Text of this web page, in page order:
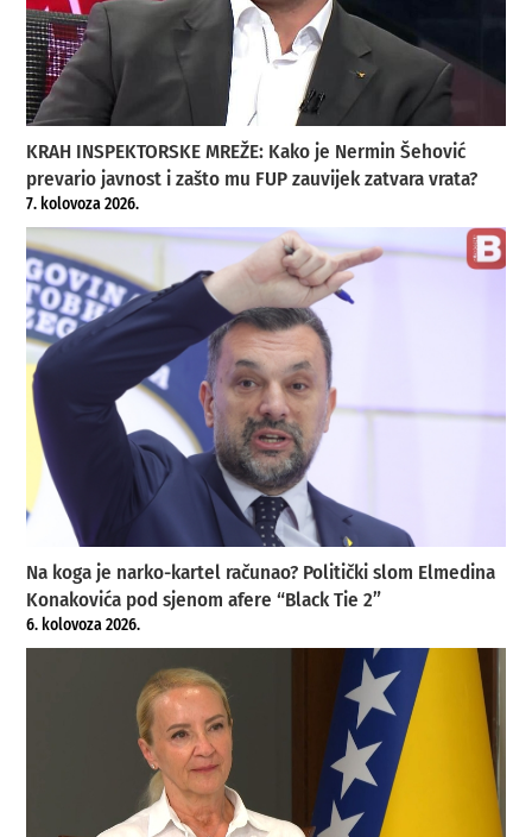
KRAH INSPEKTORSKE MREŽE: Kako je Nermin Šehović
prevario javnost i zašto mu FUP zauvijek zatvara vrata?
7. kolovoza 2026.
Na koga je narko-kartel računao? Politički slom Elmedina
Konakovića pod sjenom afere “Black Tie 2”
6. kolovoza 2026.